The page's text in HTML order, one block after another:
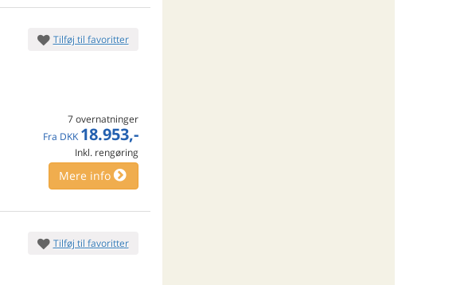
Tilføj til favoritter
7 overnatninger
Fra DKK 18.953,-
Inkl. rengøring
Mere info
Tilføj til favoritter